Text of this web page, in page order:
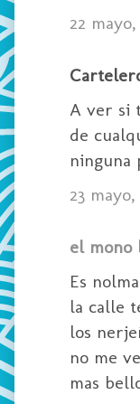
22 mayo,
A ver si
de
ninguna
23 mayo,
el mono
Es
la calle
los
no me
mas